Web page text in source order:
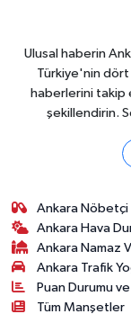
Ulusal haberin
Türkiye'nin dört
haberlerini takip
şekillendirin.
Ankara Nöbetçi
Ankara Hava
Ankara Namaz
Ankara Trafik
Puan Durumu
Tüm Manşetler